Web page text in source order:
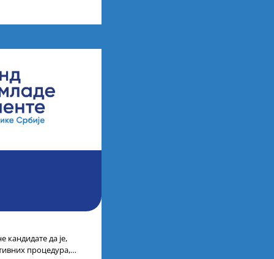
кандидате да је,
процедура,